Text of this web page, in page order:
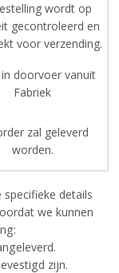
wordt op
gecontroleerd en
voor verzending.
doorvoer vanuit
Fabriek
zal geleverd
worden.
details
we kunnen
zijn.